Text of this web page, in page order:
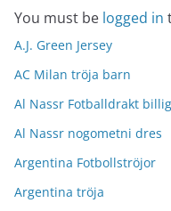
You must be logged in
A.J. Green Jersey
AC Milan tröja barn
Al Nassr Fotballdrakt billig
Al Nassr nogometni dres
Argentina Fotbollströjor
Argentina tröja